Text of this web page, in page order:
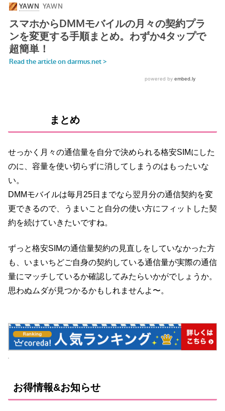
まとめ
せっかく月々の通信量を自分で決められる格安SIMにした
のに、容量を使い切らずに消してしまうのはもったいな
い。
DMMモバイルは毎月25日までなら翌月分の通信契約を変
更できるので、うまいこと自分の使い方にフィットした契
約を続けていきたいですね。
ずっと格安SIMの通信量契約の見直しをしていなかった方
も、いまいちどご自身の契約している通信量が実際の通信
量にマッチしているか確認してみたらいかがでしょうか。
思わぬムダが見つかるかもしれませんよ〜。
お得情報&お知らせ